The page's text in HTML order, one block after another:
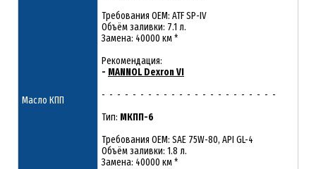
Масло КПП
Требования OEM: ATF SP-IV
Объём заливки: 7.1 л.
Замена: 40000 км *
Рекомендация:
- MANNOL Dexron VI
- - - - - - - - - - - - - - - - - - - - - - -
Тип: МКПП-6
Требования OEM: SAE 75W-80, API GL-4
Объём заливки: 1.8 л.
Замена: 40000 км *